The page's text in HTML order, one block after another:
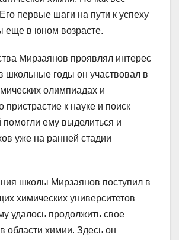
первые шаги на пути к успеху
еще в юном возрасте.
Мирзаянов проявлял интерес
школьные годы он участвовал в
олимпиадах и
пристрастие к науке и поиск
помогли ему выделиться и
уже на ранней стадии
школы Мирзаянов поступил в
химических университетов
удалось продолжить свое
области химии. Здесь он